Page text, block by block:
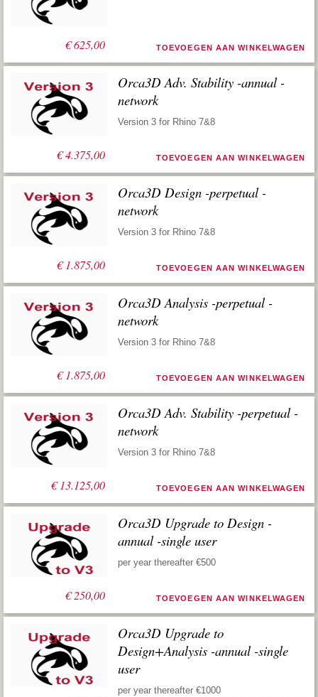
€625,00 TOEVOEGEN AAN WINKELWAGEN
€4.375,00
Orca3D Adv. Stability -annual -
network
Version 3 for Rhino 7&8
TOEVOEGEN AAN WINKELWAGEN
€1.875,00
Orca3D Design -perpetual -
network
Version 3 for Rhino 7&8
TOEVOEGEN AAN WINKELWAGEN
€1.875,00
Orca3D Analysis -perpetual -
network
Version 3 for Rhino 7&8
TOEVOEGEN AAN WINKELWAGEN
€13.125,00
Orca3D Adv. Stability -perpetual -
network
Version 3 for Rhino 7&8
TOEVOEGEN AAN WINKELWAGEN
€250,00
Orca3D Upgrade to Design -
annual -single user
per year thereafter €500
TOEVOEGEN AAN WINKELWAGEN
Orca3D Upgrade to
Design+Analysis -annual -single
user
per year thereafter €1000